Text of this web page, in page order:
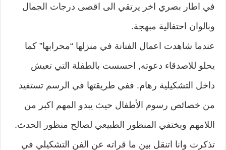
في اطار بصري اخر يرتقي الى اقصى درجات الجمال
وبالوان احتفالية مبهجة.
عندما شاهدت اعمال الفنانة في منزلها “محرابها” كما
يحلو للاصدقاء دعوته, احسست بالطفلة التي تعيش
داخل التشكيلية رهام. ففي طريقتها في الرسم تستفيد
من خصائص رسوم الأطفال حيث يبدو المهم اكبر من
اللامهم ويختفي المنظور الطبيعي لصالح منظور الحدث.
تذكرت وانا اتنقل بين ما قراته عن الفن التشكيلي في